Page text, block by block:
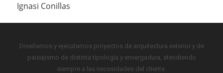
Ignasi Conillas
Diseñamos y ejecutamos proyectos de arquitectura exterior y de
paisajismo de distinta tipología y envergadura, atendiendo
siempre a las necesidades del cliente.